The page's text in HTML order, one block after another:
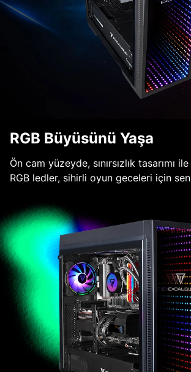
RGB Büyüsünü Yaşa
Ön cam yüzeyde, sınırsızlık tasarımı
RGB ledler, sihirli oyun geceleri için